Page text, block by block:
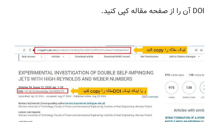
DOI آن را از صفحه مقاله کپی کنید.